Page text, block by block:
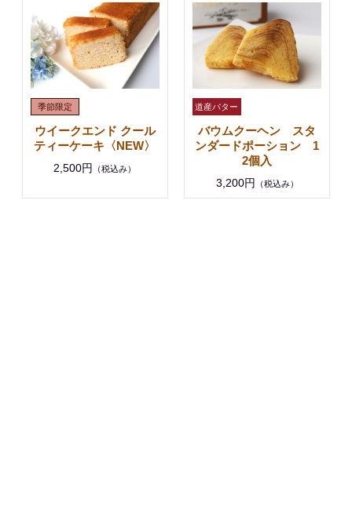
ウイークエンド クール
ティーケーキ〈NEW〉
2,500円 （税込み）
バウムクーヘン スタ
ンダードポーション 1
2個入
3,200円 （税込み）